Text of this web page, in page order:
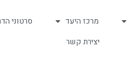
מרכז היעד סרטוני
יצירת קשר